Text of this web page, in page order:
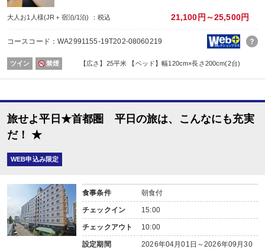
大人お1人様(JR＋宿泊/1泊) ：税込 21,100円～25,500円
コースコード：WA2991155-19T202-08060219
ツイン 禁煙 【広さ】25平米 【ベッド】幅120cm×長さ200cm(2台)
旅せよ平日★首都圏 平日の旅は、こんなにも充実
だ！ ★
WEB申込み限定
食事条件 朝食付
チェックイン 15:00
チェックアウト 10:00
設定期間
2026年04月01日～2026年09月30